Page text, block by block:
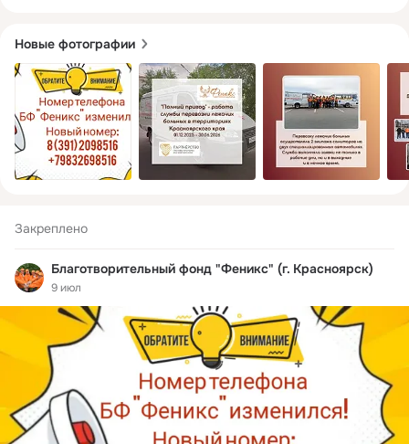
Новые фотографии
Закреплено
Благотворительный фонд "Феникс" (г. Красноярск)
9 июл